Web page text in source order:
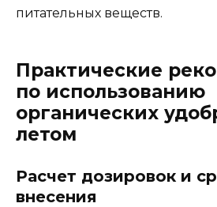
питательных веществ.
Практические
по использованию
органических
летом
Расчет дозировок и
внесения